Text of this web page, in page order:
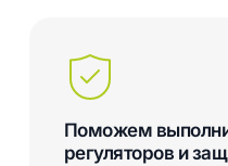
Поможем
регуляторов и